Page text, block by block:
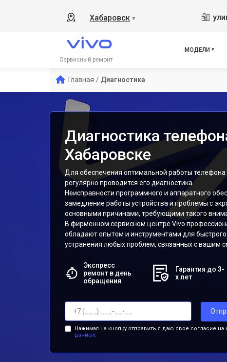
Хабаровск ▼
Сервисный ремонт
МОДЕЛИ
Y19
V23
Y31
Главная / Диагностика
Диагностика
Хабаровске
Для обеспечения оптимальной работы телефона
регулярно проводится его диагностика.
Неисправности программного и аппаратного
замедление работы устройства и проблемы с
основными причинами, требующими такого
В фирменном сервисном центре Vivo
обладают опытом и инструментами для
устранения любых проблем, связанных с вашим
Экспресс
ремонт в день
обращения
Гарантия до 3-
х лет
Нажимая на кнопку отправить я даю свое согласие на
данных.